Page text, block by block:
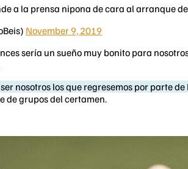
a la prensa nipona de cara al arranque
November 9, 2019
sería un sueño muy bonito para
nosotros los que regresemos por parte de
de grupos del certamen.